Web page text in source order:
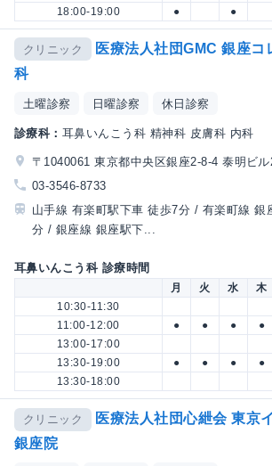
18:00-19:00
● ●
クリニック
医療法人社団GMC 銀座コ
科
土曜診察 日曜診察 休日診察
診療科： 耳鼻いんこう科 精神科 皮膚科 内科
〒1040061 東京都中央区銀座2-8-4 泰明ビル
03-3546-8733
山手線 有楽町駅下車 徒歩7分 / 有楽町線 銀
分 / 銀座線 銀座駅下...
耳鼻いんこう科 診療時間
月 火 水 木
10:30-11:30
11:00-12:00
● ● ● ●
13:00-17:00
13:30-19:00
● ● ● ●
13:30-18:00
クリニック
医療法人社団心紲会 東京
銀座院